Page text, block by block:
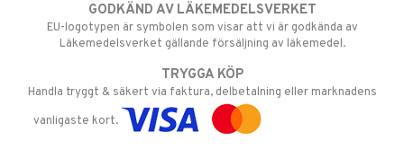
GODKÄND AV LÄKEMEDELSVERKET
EU-logotypen är symbolen som visar att vi är godkända av
Läkemedelsverket gällande försäljning av läkemedel.
TRYGGA KÖP
Handla tryggt & säkert via faktura, delbetalning eller marknadens
vanligaste kort.